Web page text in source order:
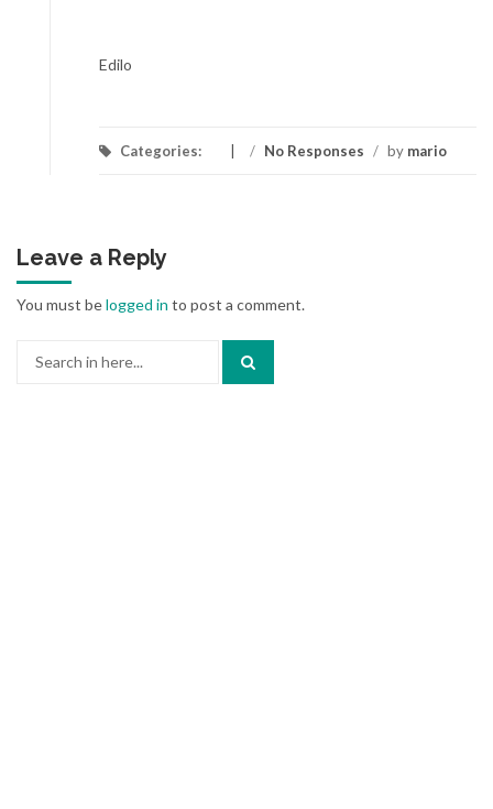
Edilo
Categories: / No Responses / by mario
Leave a Reply
You must belogged in to post a comment.